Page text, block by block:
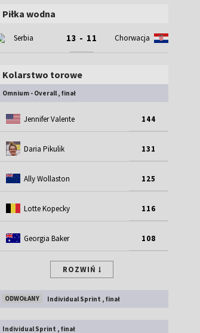
Piłka wodna
Serbia 13 - 11 Chorwacja
Kolarstwo torowe
Omnium - Overall , finał
Jennifer Valente 144
Daria Pikulik 131
Ally Wollaston 125
Lotte Kopecky 116
Georgia Baker 108
ROZWIŃ
ODWOŁANY Individual Sprint , finał
Individual Sprint , finał